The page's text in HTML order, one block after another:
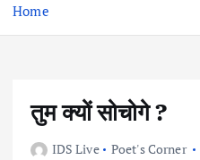
t
Home
तुम क्यों सोचोगे ?
IDS Live Poet's Corner